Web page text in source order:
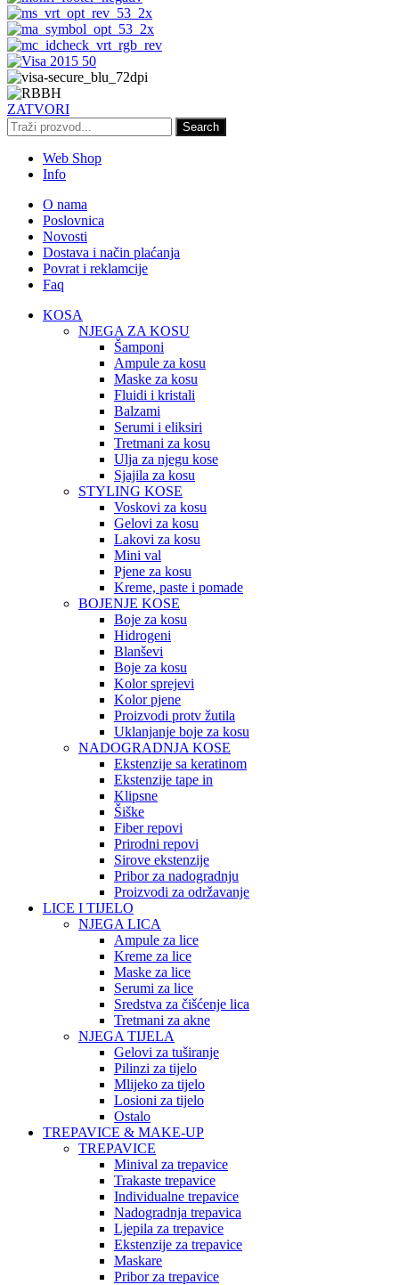
ZATVORI
Search
Web Shop
Info
O nama
Poslovnica
Novosti
Dostava i način plaćanja
Povrat i reklamcije
Faq
KOSA
NJEGA ZA KOSU
Šamponi
Ampule za kosu
Maske za kosu
Fluidi i kristali
Balzami
Serumi i eliksiri
Tretmani za kosu
Ulja za njegu kose
Sjajila za kosu
STYLING KOSE
Voskovi za kosu
Gelovi za kosu
Lakovi za kosu
Mini val
Pjene za kosu
Kreme, paste i pomade
BOJENJE KOSE
Boje za kosu
Hidrogeni
Blanševi
Boje za kosu
Kolor sprejevi
Kolor pjene
Proizvodi protv žutila
Uklanjanje boje za kosu
NADOGRADNJA KOSE
Ekstenzije sa keratinom
Ekstenzije tape in
Klipsne
Šiške
Fiber repovi
Prirodni repovi
Sirove ekstenzije
Pribor za nadogradnju
Proizvodi za održavanje
LICE I TIJELO
NJEGA LICA
Ampule za lice
Kreme za lice
Maske za lice
Serumi za lice
Sredstva za čišćenje lica
Tretmani za akne
NJEGA TIJELA
Gelovi za tuširanje
Pilinzi za tijelo
Mlijeko za tijelo
Losioni za tijelo
Ostalo
TREPAVICE & MAKE-UP
TREPAVICE
Minival za trepavice
Trakaste trepavice
Individualne trepavice
Nadogradnja trepavica
Ljepila za trepavice
Ekstenzije za trepavice
Maskare
Pribor za trepavice